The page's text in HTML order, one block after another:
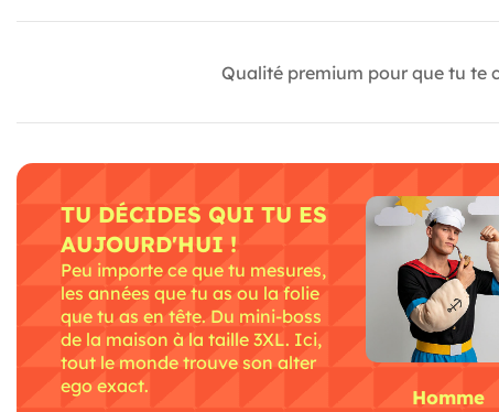
Qualité premium pour que tu te
TU DÉCIDES QUI TU ES
AUJOURD'HUI !
Peu importe ce que tu mesures,
les années que tu as ou la folie
que tu as en tête. Du mini-boss
de la maison à la taille 3XL. Ici,
tout le monde trouve son alter
ego exact.
Homme